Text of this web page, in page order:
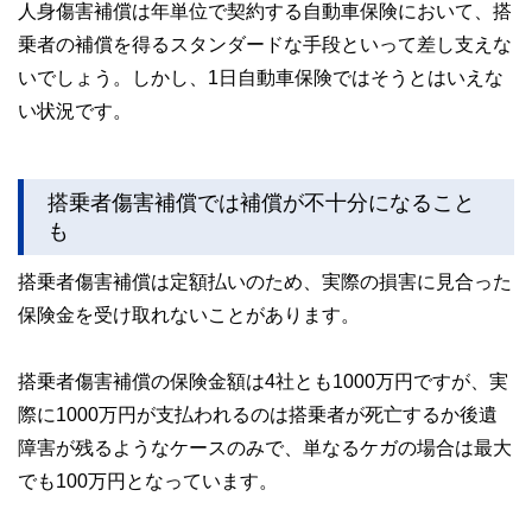
人身傷害補償は年単位で契約する自動車保険において、搭
乗者の補償を得るスタンダードな手段といって差し支えな
いでしょう。しかし、1日自動車保険ではそうとはいえな
い状況です。
搭乗者傷害補償では補償が不十分になること
も
搭乗者傷害補償は定額払いのため、実際の損害に見合った
保険金を受け取れないことがあります。
搭乗者傷害補償の保険金額は4社とも1000万円ですが、実
際に1000万円が支払われるのは搭乗者が死亡するか後遺
障害が残るようなケースのみで、単なるケガの場合は最大
でも100万円となっています。